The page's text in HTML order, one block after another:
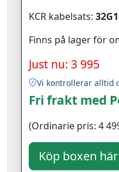
KCR kabelsats:
Finns på lager för
Just nu: 3 995
Vi kontrollerar alltid
Fri frakt med
(Ordinarie pris: 4